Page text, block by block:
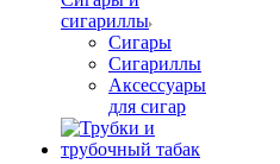
сигариллы
Сигары
Сигариллы
Аксессуары
для сигар